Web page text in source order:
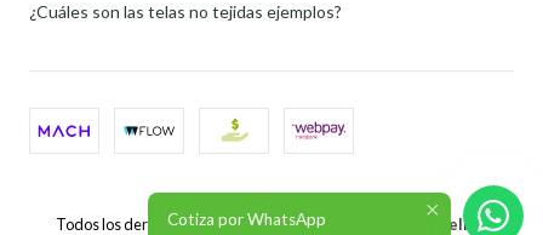
¿Cuáles son las telas no tejidas ejemplos?
Todos los derechos reservados.Desarrollado por Jumpseller.
Cotiza por WhatsApp